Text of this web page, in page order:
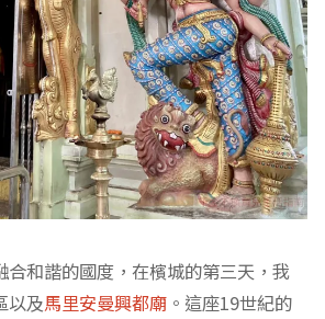
合和諧的國度，在檳城的第三天，我
以及馬里安曼興都廟 。這座19世紀的